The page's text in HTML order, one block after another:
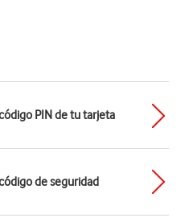
PIN de tu tarjeta
de seguridad